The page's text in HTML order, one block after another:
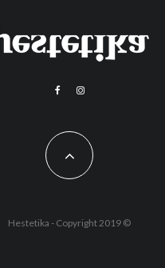
Hestetika - Copyright 2019 ©